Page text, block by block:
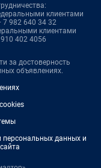
клиентами
7 982 640 34 32
клиентами
402 4056
за достоверность
объявлениях.
персональных данных и